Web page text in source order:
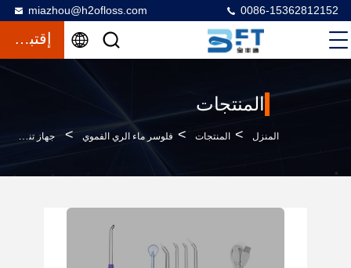
miazhou@h2ofloss.com 0086-15362812152
إقتباس
المنتجات
المنزل > المنتجات > فلوسر ماء الري الفموي > جهاز تنظيف الأسنان الفموي بخمس أوضاع ، 40-140PSI جهاز تنظيف الأسنان بالماء النفاث